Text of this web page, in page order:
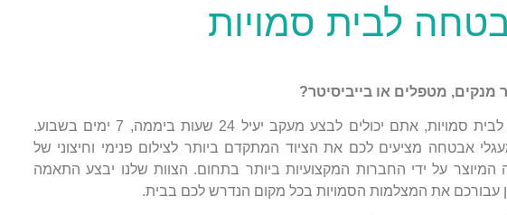
לבית סמויות
מנקים, מטפלים או בייביסיטר?
באמצעות מצלמות אבטחה לבית סמויות, אתם יכולים לבצע מעקב יעיל 24 שעות ביממה, 7 ימים בשבוע.
אבטחה מציעים לכם את הציוד המתקדם ביותר לצילום פנימי וחיצוני של
המיוצר על ידי החברות המקצועיות ביותר בתחום. הצוות שלנו יבצע התאמה
עבורכם את המצלמות הסמויות בכל מקום הנדרש לכם בבית.